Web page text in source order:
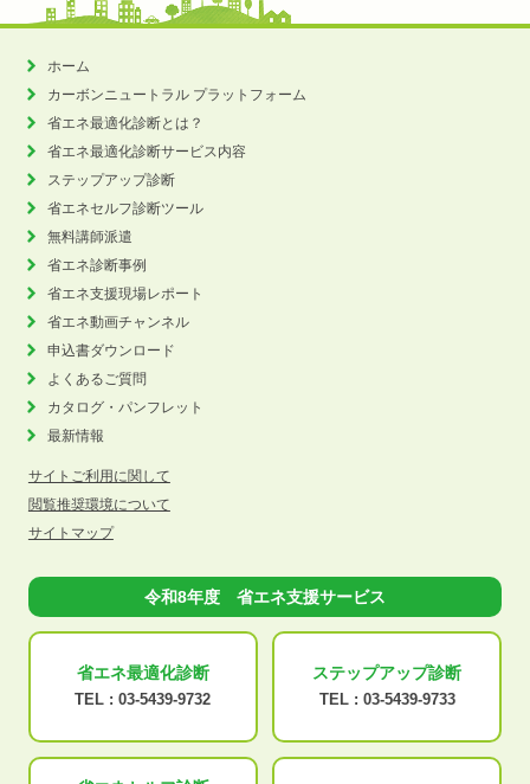
ホーム
カーボンニュートラル プラットフォーム
省エネ最適化診断とは？
省エネ最適化診断サービス内容
ステップアップ診断
省エネセルフ診断ツール
無料講師派遣
省エネ診断事例
省エネ支援現場レポート
省エネ動画チャンネル
申込書ダウンロード
よくあるご質問
カタログ・パンフレット
最新情報
サイトご利用に関して
閲覧推奨環境について
サイトマップ
令和8年度 省エネ支援サービス
省エネ最適化診断
TEL : 03-5439-9732
ステップアップ診断
TEL : 03-5439-9733